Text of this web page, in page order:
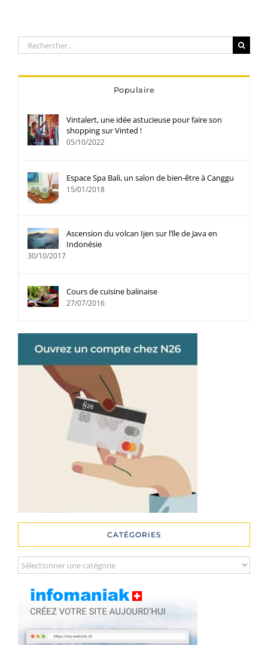
Rechercher:
Populaire
Vintalert, une idée astucieuse pour faire son
shopping sur Vinted !
05/10/2022
Espace Spa Bali, un salon de bien-être à Canggu
15/01/2018
Ascension du volcan Ijen sur l’île de Java en
Indonésie
30/10/2017
Cours de cuisine balinaise
27/07/2016
CATÉGORIES
Catégories